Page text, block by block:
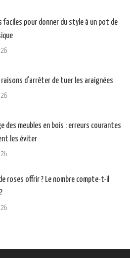
faciles pour donner du style à un pot de
d’arrêter de tuer les araignées
des meubles en bois : erreurs courantes
les éviter
roses offrir ? Le nombre compte-t-il